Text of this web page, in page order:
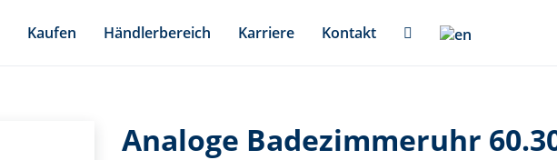
Kaufen Händlerbereich Karriere Kontakt
Analoge Badezimmeruhr